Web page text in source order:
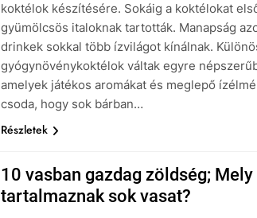
koktélok készítésére. Sokáig a koktélokat
gyümölcsös italoknak tartották. Manapság
drinkek sokkal több ízvilágot kínálnak.
gyógynövénykoktélok váltak egyre
amelyek játékos aromákat és meglepő
csoda, hogy sok bárban…
Részletek
10 vasban gazdag zöldség;
tartalmaznak sok vasat?